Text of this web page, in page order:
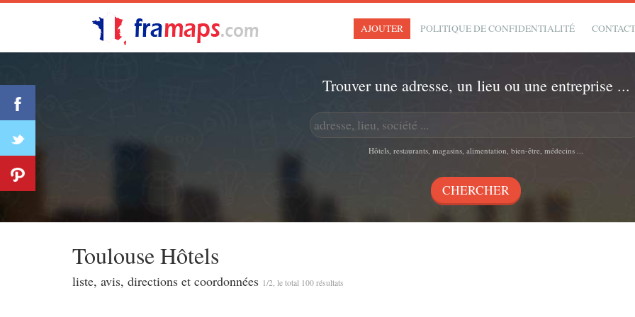
AJOUTER POLITIQUE DE CONFIDENTIALITÉ
Trouver une adresse, un lieu ou une entreprise ...
Hôtels, restaurants, magasins, alimentation, bien-être, médecins ...
Toulouse Hôtels
liste, avis, directions et coordonnées 1/2, le total 100 résultats